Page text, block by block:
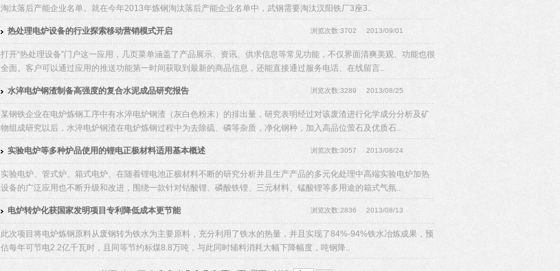
淘汰落后产能企业名单。就在今年2013年炼钢淘汰落后产能企业名单中，武钢需要淘汰汉阳铁厂3座3..
2013/09/01
浏览次数:3702
热处理电炉设备的行业探索移动营销模式开启
打开“热处理设备”门户这一应用，几页菜单涵盖了产品展示、资讯、供求信息等常见功能，不仅界面清爽美观、功能也很
全面。客户可以通过应用的推送功能第一时间获取到最新的商品信息，还能直接通过服务电话、在线留言..
2013/08/25
浏览次数:3289
水淬电炉钢渣制备高强度的复合水泥成品研究报告
某钢铁企业在电炉炼钢工序中有水淬电炉钢渣（灰白色粉末）的排出量，研究表明经过对该废渣进行化学成分分析及矿
物组成研究以后，水淬电炉钢渣在电炉炼钢过程中为去除硫、磷等杂质，净化钢种，加入高品位萤石及优质石..
2013/08/24
浏览次数:3057
实验电炉等多种炉品使用的锂电正极材料适用基本概述
实验电炉、管式炉、箱式电炉、在随着锂电池正极材料不断的研究分析并且生产产品的多元化处理中高端实验电炉加热
设备的广泛应用也不断升级和改进，围绕一款针对钴酸锂、磷酸铁锂、三元材料、锰酸锂等多用途的箱式气氛..
2013/08/13
浏览次数:2836
电炉转炉化获国家发明项目专利降低成本更节能
此次项目将电炉炼钢原料从废钢转为铁水为主要原料，充分利用了铁水的热量，并且实现了84%-94%铁水冶炼成果，预
估每年可节电2.2亿千瓦时，且同等节约标煤8.8万吨，与此同时辅料消耗大幅下降幅度，吨钢降..